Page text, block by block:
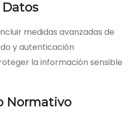
medidas avanzadas de
y autenticación
la información sensible
Normativo